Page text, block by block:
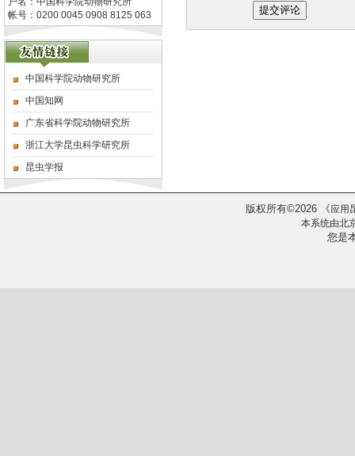
帐号：0200 0045 0908 8125 063
中国科学院动物研究所
中国知网
广东省科学院动物研究所
浙江大学昆虫科学研究所
昆虫学报
版权所有©2026 《应用
本系统由北
您是